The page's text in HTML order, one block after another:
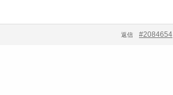
#2084654
返信